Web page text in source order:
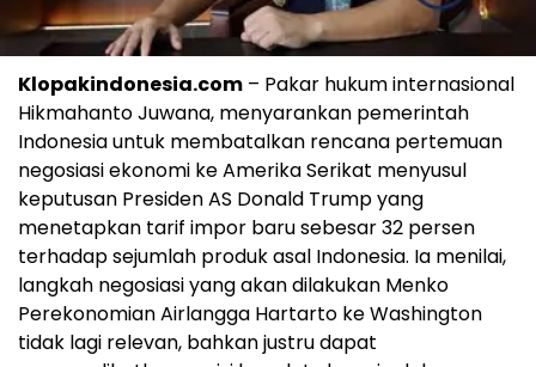
Klopakindonesia.com – Pakar hukum internasional
Hikmahanto Juwana, menyarankan pemerintah
Indonesia untuk membatalkan rencana pertemuan
negosiasi ekonomi ke Amerika Serikat menyusul
keputusan Presiden AS Donald Trump yang
menetapkan tarif impor baru sebesar 32 persen
terhadap sejumlah produk asal Indonesia. Ia menilai,
langkah negosiasi yang akan dilakukan Menko
Perekonomian Airlangga Hartarto ke Washington
tidak lagi relevan, bahkan justru dapat